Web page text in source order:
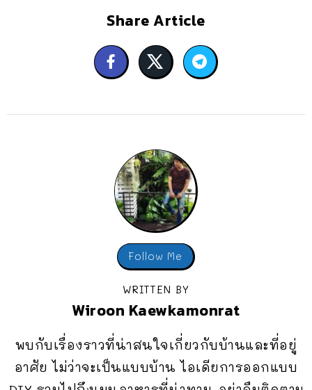
Share Article
Follow Me
WRITTEN BY
Wiroon Kaewkamonrat
พบกับเรื่องราวที่น่าสนใจเกี่ยวกับบ้านและที่อยู่
อาศัย ไม่ว่าจะเป็นแบบบ้าน ไอเดียการออกแบบ